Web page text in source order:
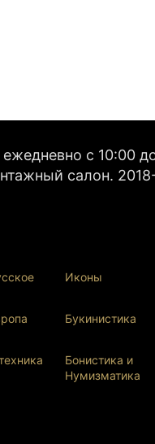
с 10:00
салон. 2018-
Иконы
Букинистика
Бонистика и
Нумизматика